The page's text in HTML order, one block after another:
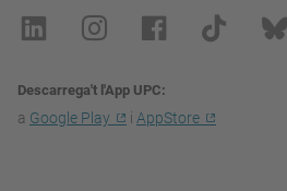
Descarrega't l'App UPC
a Google Play i AppStore